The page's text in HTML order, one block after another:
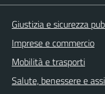
Giustizia e sicurezza
Imprese e commercio
Mobilità e trasporti
Salute, benessere e